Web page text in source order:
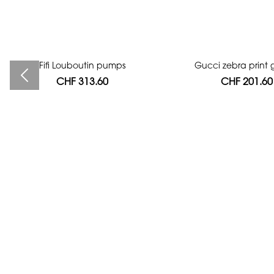
Bag authentication
CHF 112.00
Fifi Louboutin pumps
CHF 313.60
Gucci zebra print
CHF 201.60